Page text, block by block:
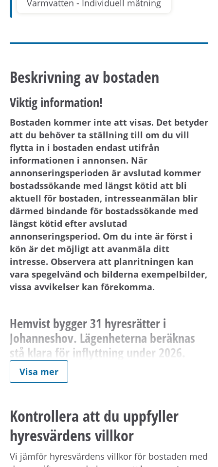
Varmvatten - Individuell mätning
Beskrivning av bostaden
Viktig information!
Bostaden kommer inte att visas. Det betyder
att du behöver ta ställning till om du vill
flytta in i bostaden endast utifrån
informationen i annonsen. När
annonseringsperioden är avslutad kommer
bostadssökande med längst kötid att bli
aktuell för bostaden, intresseanmälan blir
därmed bindande för bostadssökande med
längst kötid efter avslutad
annonseringsperiod. Om du inte är först i
kön är det möjligt att avanmäla ditt
intresse. Observera att planritningen kan
vara spegelvänd och bilderna exempelbilder,
vissa avvikelser kan förekomma.
Hemvist bygger 31 hyresrätter i
Johanneshov. Lägenheterna beräknas
stå klara för inflyttning under 2026.
Typ av bostad
bott i den tidigare.
Om bostaden
Visa mer
Kontrollera att du uppfyller
hyresvärdens villkor
Vi jämför hyresvärdens villkor för bostaden med